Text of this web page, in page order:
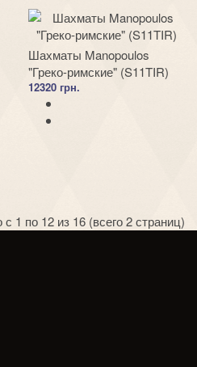
Шахматы Manopoulos
"Греко-римские" (S11TIR)
12320 грн.
с 1 по 12 из 16 (всего 2 страниц)